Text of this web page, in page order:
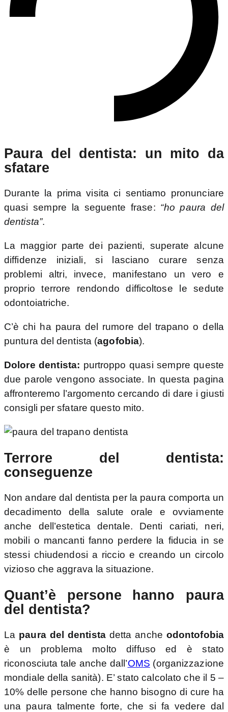
Paura del dentista: un mito da
sfatare
Durante la prima visita ci sentiamo pronunciare
quasi sempre la seguente frase: “ho paura del
dentista”.
La maggior parte dei pazienti, superate alcune
diffidenze iniziali, si lasciano curare senza
problemi altri, invece, manifestano un vero e
proprio terrore rendondo difficoltose le sedute
odontoiatriche.
C’è chi ha paura del rumore del trapano o della
puntura del dentista (agofobia).
Dolore dentista: purtroppo quasi sempre queste
due parole vengono associate. In questa pagina
affronteremo l’argomento cercando di dare i giusti
consigli per sfatare questo mito.
Terrore del dentista:
conseguenze
Non andare dal dentista per la paura comporta un
decadimento della salute orale e ovviamente
anche dell’estetica dentale. Denti cariati, neri,
mobili o mancanti fanno perdere la fiducia in se
stessi chiudendosi a riccio e creando un circolo
vizioso che aggrava la situazione.
Quant’è persone hanno paura
del dentista?
La paura del dentista detta anche odontofobia
è un problema molto diffuso ed è stato
riconosciuta tale anche dall’OMS (organizzazione
mondiale della sanità). E’ stato calcolato che il 5 –
10% delle persone che hanno bisogno di cure ha
una paura talmente forte, che si fa vedere dal